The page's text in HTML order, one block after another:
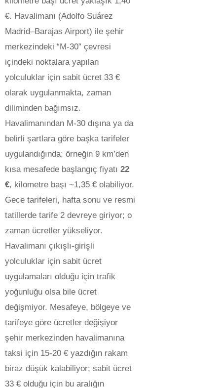
€. Havalimanı (Adolfo Suárez
Madrid–Barajas Airport) ile şehir
merkezindeki “M-30” çevresi
içindeki noktalara yapılan
yolculuklar için sabit ücret 33 €
olarak uygulanmakta, zaman
diliminden bağımsız.
Havalimanından M-30 dışına ya da
belirli şartlara göre başka tarifeler
uygulandığında; örneğin 9 km’den
kısa mesafede başlangıç fiyatı 22
€, kilometre başı ~1,35 € olabiliyor.
Gece tarifeleri, hafta sonu ve resmi
tatillerde tarife 2 devreye giriyor; o
zaman ücretler yükseliyor.
Havalimanı çıkışlı-girişli
yolculuklar için sabit ücret
uygulamaları olduğu için trafik
yoğunluğu olsa bile ücret
değişmiyor. Mesafeye, bölgeye ve
tarifeye göre ücretler değişiyor
şehir merkezinden havalimanına
taksi için 15-20 € yazdığın rakam
biraz düşük kalabiliyor; sabit ücret
33 € olduğu için bu aralığın